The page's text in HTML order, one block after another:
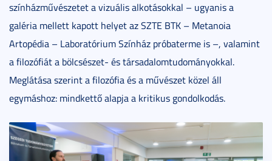
színházművészetet a vizuális alkotásokkal – ugyanis a
galéria mellett kapott helyet az SZTE BTK – Metanoia
Artopédia – Laboratórium Színház próbaterme is –, valamint
a filozófiát a bölcsészet- és társadalomtudományokkal.
Meglátása szerint a filozófia és a művészet közel áll
egymáshoz: mindkettő alapja a kritikus gondolkodás.